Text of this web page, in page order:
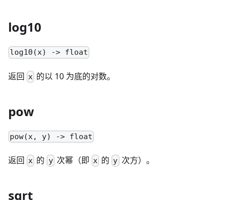
log10
log10(x) -> float
返回 x 的以 10 为底的对数。
pow
pow(x, y) -> float
返回 x 的 y次幂（即 x 的 y次方）。
sqrt